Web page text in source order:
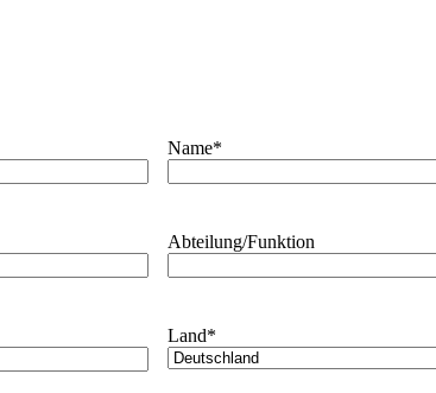
Name*
Abteilung/Funktion
Land*